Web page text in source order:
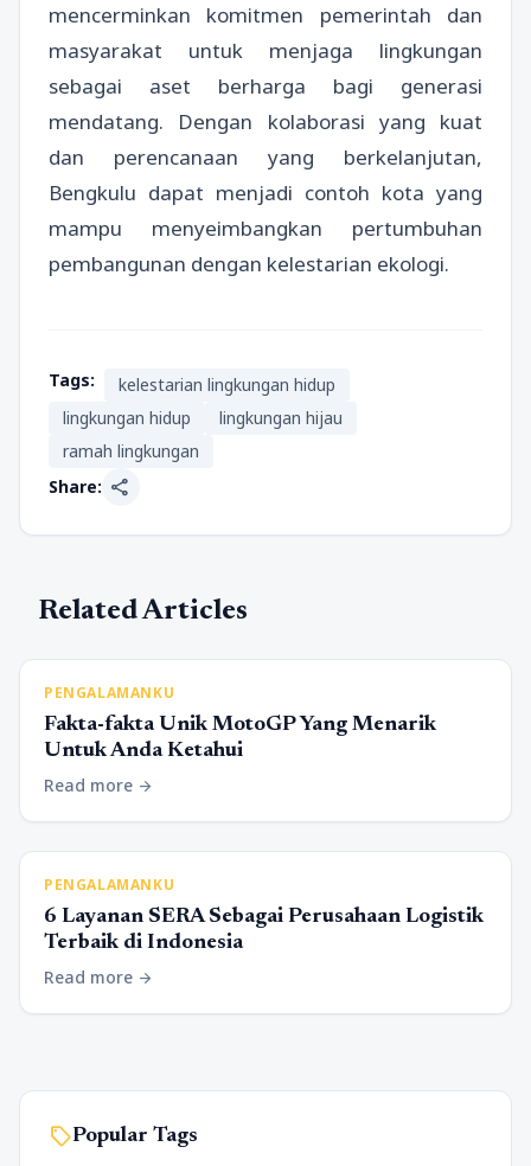
mencerminkan komitmen pemerintah dan
masyarakat untuk menjaga lingkungan
sebagai aset berharga bagi generasi
mendatang. Dengan kolaborasi yang kuat
dan perencanaan yang berkelanjutan,
Bengkulu dapat menjadi contoh kota yang
mampu menyeimbangkan pertumbuhan
pembangunan dengan kelestarian ekologi.
Tags:
kelestarian lingkungan hidup
lingkungan hidup
lingkungan hijau
ramah lingkungan
Share: share
Related Articles
PENGALAMANKU
Fakta-fakta Unik MotoGP Yang Menarik
Untuk Anda Ketahui
Read more arrow_forward
PENGALAMANKU
6 Layanan SERA Sebagai Perusahaan Logistik
Terbaik di Indonesia
Read more arrow_forward
sellPopular Tags